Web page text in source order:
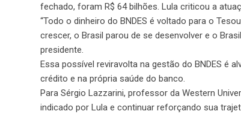
fechado, foram R$ 64 bilhões. Lula criticou a
“Todo o dinheiro do BNDES é voltado para o
crescer, o Brasil parou de se desenvolver e o
presidente.
Essa possível reviravolta na gestão do BNDES é
crédito e na própria saúde do banco.
Para Sérgio Lazzarini, professor da Western
indicado por Lula e continuar reforçando sua